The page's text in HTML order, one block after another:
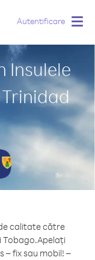
Autentificare
Insulele
Trinidad
calitate către
Tobago.Apelați
– fix sau mobil! –